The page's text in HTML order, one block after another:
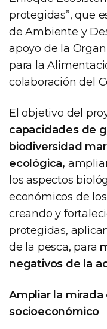
protegidas”, que
de Ambiente y
apoyo de la
para la
colaboración del
El objetivo del
capacidades de
biodiversidad
ecológica,
los aspectos
económicos de
creando y
protegidas,
de la pesca, para
negativos de la
Ampliar la
socioeconómico